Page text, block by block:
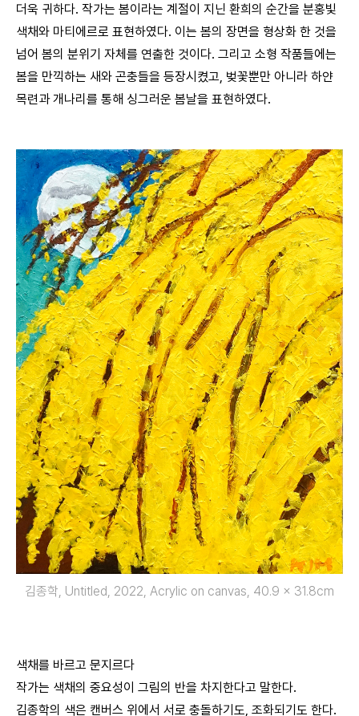
더욱 귀하다. 작가는 봄이라는 계절이 지닌 환희의 순간을 분홍빛
색채와 마티에르로 표현하였다. 이는 봄의 장면을 형상화 한 것을
넘어 봄의 분위기 자체를 연출한 것이다. 그리고 소형 작품들에는
봄을 만끽하는 새와 곤충들을 등장시켰고, 벚꽃뿐만 아니라 하얀
목련과 개나리를 통해 싱그러운 봄날을 표현하였다.
김종학, Untitled, 2022, Acrylic on canvas, 40.9 x 31.8cm
색채를 바르고 문지르다
작가는 색채의 중요성이 그림의 반을 차지한다고 말한다.
김종학의 색은 캔버스 위에서 서로 충돌하기도, 조화되기도 한다.